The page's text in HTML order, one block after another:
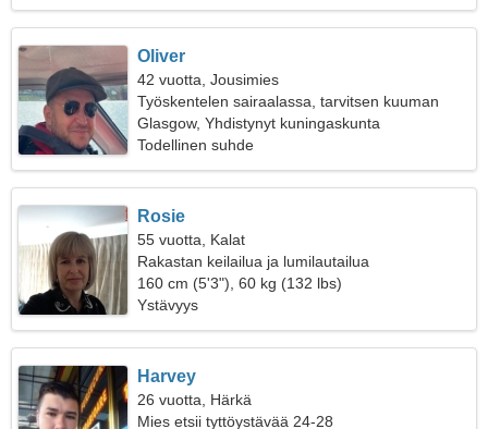
Oliver
42 vuotta, Jousimies
Työskentelen sairaalassa, tarvitsen kuuman
naisen
Glasgow, Yhdistynyt kuningaskunta
Todellinen suhde
Rosie
55 vuotta, Kalat
Rakastan keilailua ja lumilautailua
160 cm (5'3"), 60 kg (132 lbs)
Ystävyys
Harvey
26 vuotta, Härkä
Mies etsii tyttöystävää 24-28